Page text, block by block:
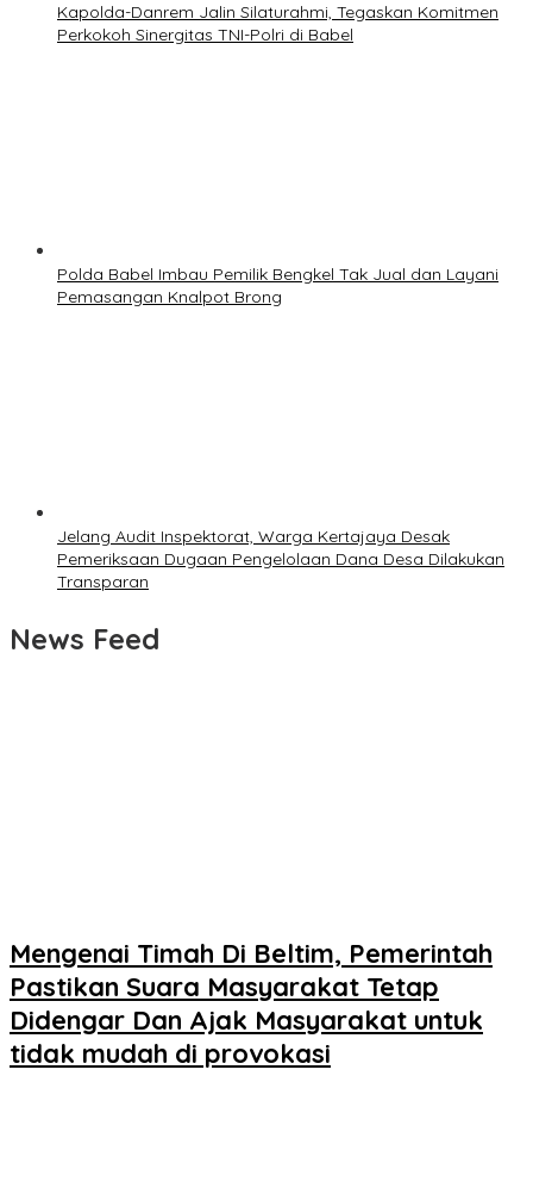
Kapolda-Danrem Jalin Silaturahmi, Tegaskan Komitmen
Perkokoh Sinergitas TNI-Polri di Babel
Polda Babel Imbau Pemilik Bengkel Tak Jual dan Layani
Pemasangan Knalpot Brong
Jelang Audit Inspektorat, Warga Kertajaya Desak
Pemeriksaan Dugaan Pengelolaan Dana Desa Dilakukan
Transparan
News Feed
Mengenai Timah Di Beltim, Pemerintah
Pastikan Suara Masyarakat Tetap
Didengar Dan Ajak Masyarakat untuk
tidak mudah di provokasi